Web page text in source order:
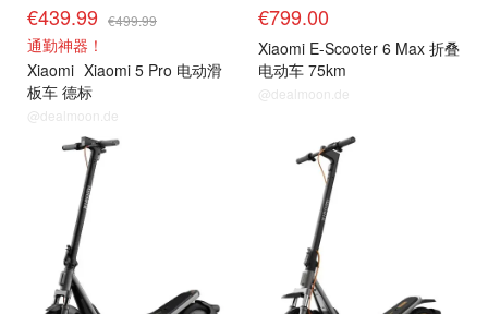
€439.99 €499.99
通勤神器！
Xiaomi Xiaomi 5 Pro 电动滑
板车 德标
@dealmoon.de
€799.00
Xiaomi E-Scooter 6 Max 折叠
电动车 75km
@dealmoon.de